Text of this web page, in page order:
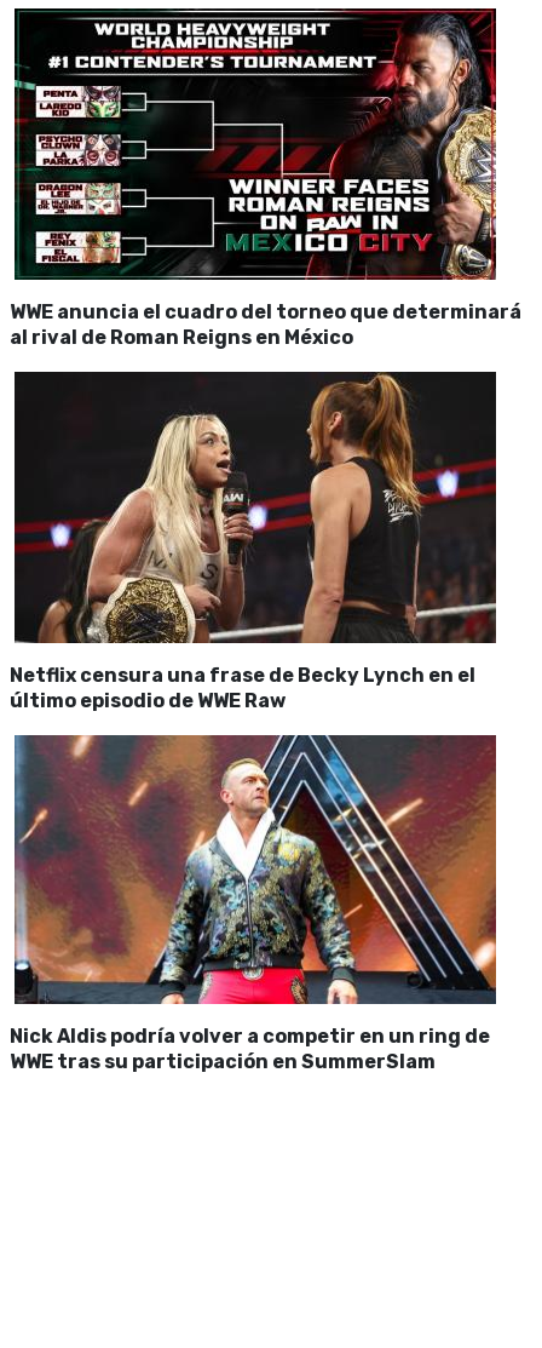
WWE anuncia el cuadro del torneo que determinará
al rival de Roman Reigns en México
Netflix censura una frase de Becky Lynch en el
último episodio de WWE Raw
Nick Aldis podría volver a competir en un ring de
WWE tras su participación en SummerSlam